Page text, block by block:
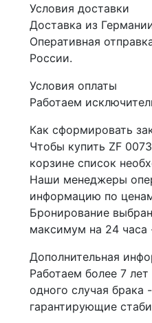
Условия доставки
Доставка из
Оперативная
России.
Условия оплаты
Работаем
Как сформировать
Чтобы купить ZF
корзине список
Наши менеджеры
информацию по
Бронирование
максимум на 24 часа
Дополнительная
Работаем более 7
одного случая брака
гарантирующие